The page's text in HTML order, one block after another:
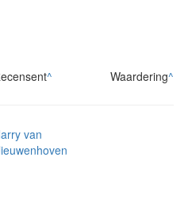
^ Waardering^
van